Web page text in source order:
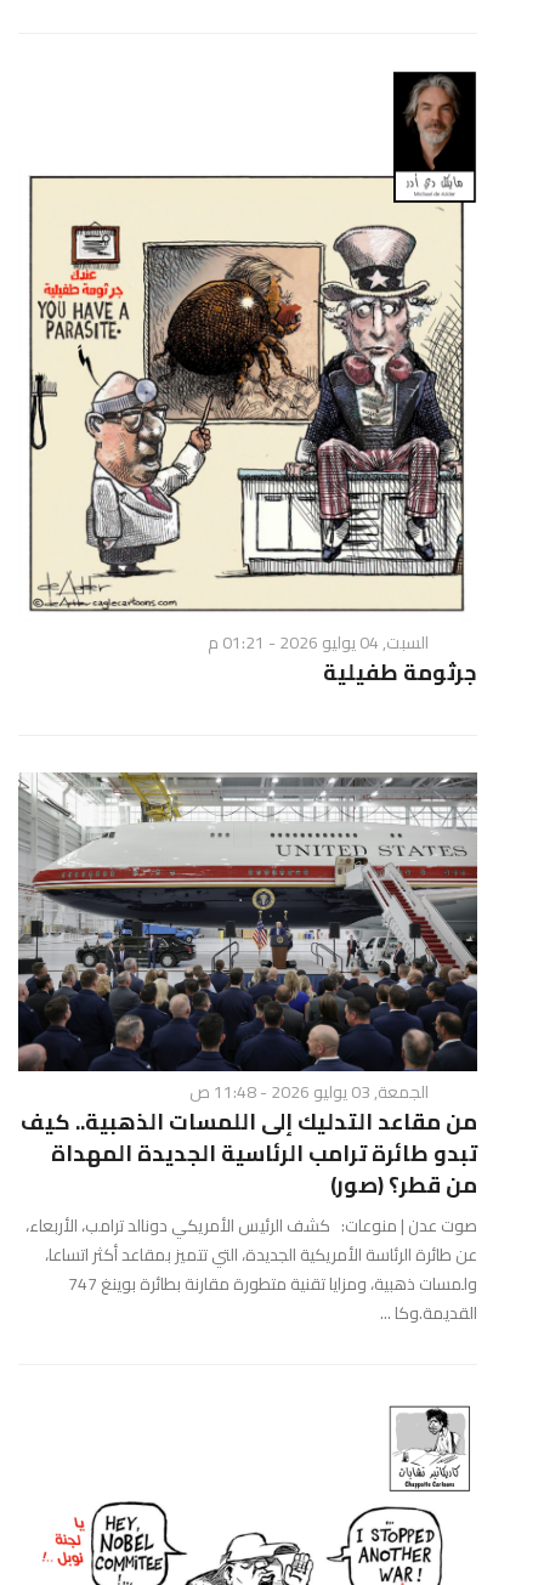
السبت, 04 يوليو 2026 - 01:21 م
جرثومة طفيلية
الجمعة, 03 يوليو 2026 - 11:48 ص
من مقاعد التدليك إلى اللمسات الذهبية.. كيف
تبدو طائرة ترامب الرئاسية الجديدة المهداة
من قطر؟ (صور)
صوت عدن | منوعات: كشف الرئيس الأمريكي دونالد ترامب، الأربعاء،
عن طائرة الرئاسة الأمريكية الجديدة، التي تتميز بمقاعد أكثر اتساعا،
ولمسات ذهبية، ومزايا تقنية متطورة مقارنة بطائرة بوينغ 747
القديمة.وكا ...